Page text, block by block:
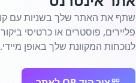
לנוכחות המקוונת שלך באופן מיידי.